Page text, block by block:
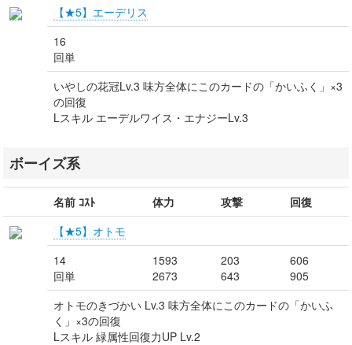
【★5】エーデリス
16
回単
いやしの花冠Lv.3 味方全体にこのカードの「かいふく」×3
の回復
Lスキル エーデルワイス・エナジーLv.3
ボーイズ系
名前 ｺｽﾄ 体力 攻撃
回復
【★5】オトモ
14
回単
1593
2673
203
643
606
905
オトモのきづかい Lv.3 味方全体にこのカードの「かいふ
く」×3の回復
Lスキル 緑属性回復力UP Lv.2